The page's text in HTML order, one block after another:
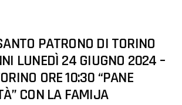
PATRONO DI TORINO
LUNEDÌ 24 GIUGNO 2024 –
ORE 10:30 “PANE
CON LA FAMIJA